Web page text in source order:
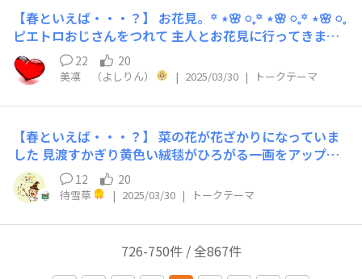
【春といえば・・・？】 お花見。꙳ ⋆🌸 𓏸𓈒꙳ ⋆🌸 𓏸𓈒꙳ ⋆🌸 𓏸𓈒
ピエトロおじさんをつれて 主人とお花見に行ってきまし
た。 桜の開花を逃してはいけないと 横浜でも桜と言えば
の場所。 ピエトロおじさんも見上げる桜、 ひなたぼっこ
しておりました。 春夏秋冬、ピエトロおじさんと感じ こ
れからもいろんなところに つれていきますね。 満開には
22 20
美凛 （よしりん） | 2025/03/30 | トークテーマ
【春といえば・・・？】 菜の花が花ざかりになっていま
した 見渡すかぎり黄色い絨毯がひろがる一画をアップに
してみました😊 春の気配です
12 20
待雪草 | 2025/03/30 | トークテーマ
726-750件 / 全867件